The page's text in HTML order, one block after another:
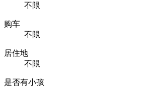
不限
购车
不限
居住地
不限
是否有小孩